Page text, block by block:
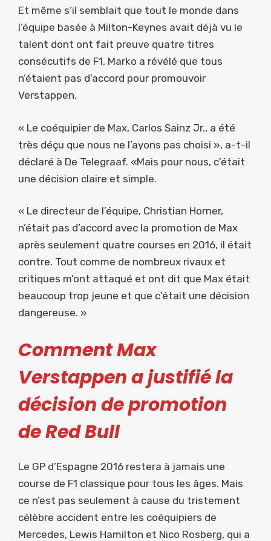
Et même s’il semblait que tout le monde dans
l’équipe basée à Milton-Keynes avait déjà vu le
talent dont ont fait preuve quatre titres
consécutifs de F1, Marko a révélé que tous
n’étaient pas d’accord pour promouvoir
Verstappen.
« Le coéquipier de Max, Carlos Sainz Jr., a été
très déçu que nous ne l’ayons pas choisi », a-t-il
déclaré à De Telegraaf. «Mais pour nous, c’était
une décision claire et simple.
« Le directeur de l’équipe, Christian Horner,
n’était pas d’accord avec la promotion de Max
après seulement quatre courses en 2016, il était
contre. Tout comme de nombreux rivaux et
critiques m’ont attaqué et ont dit que Max était
beaucoup trop jeune et que c’était une décision
dangereuse. »
Comment Max
Verstappen a justifié la
décision de promotion
de Red Bull
Le GP d’Espagne 2016 restera à jamais une
course de F1 classique pour tous les âges. Mais
ce n’est pas seulement à cause du tristement
célèbre accident entre les coéquipiers de
Mercedes, Lewis Hamilton et Nico Rosberg, qui a